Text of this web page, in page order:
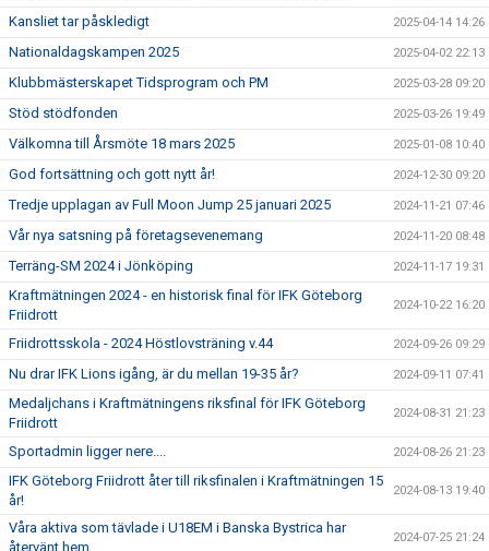
Kansliet tar påskledigt 2025-04-14 14:26
Nationaldagskampen 2025 2025-04-02 22:13
Klubbmästerskapet Tidsprogram och PM 2025-03-28 09:20
Stöd stödfonden 2025-03-26 19:49
Välkomna till Årsmöte 18 mars 2025 2025-01-08 10:40
God fortsättning och gott nytt år! 2024-12-30 09:20
Tredje upplagan av Full Moon Jump 25 januari 2025 2024-11-21 07:46
Vår nya satsning på företagsevenemang 2024-11-20 08:48
Terräng-SM 2024 i Jönköping 2024-11-17 19:31
Kraftmätningen 2024 - en historisk final för IFK Göteborg
Friidrott
2024-10-22 16:20
Friidrottsskola - 2024 Höstlovsträning v.44 2024-09-26 09:29
Nu drar IFK Lions igång, är du mellan 19-35 år? 2024-09-11 07:41
Medaljchans i Kraftmätningens riksfinal för IFK Göteborg
Friidrott
2024-08-31 21:23
Sportadmin ligger nere.... 2024-08-26 21:23
IFK Göteborg Friidrott åter till riksfinalen i Kraftmätningen 15
år!
2024-08-13 19:40
Våra aktiva som tävlade i U18EM i Banska Bystrica har
återvänt hem
2024-07-25 21:24